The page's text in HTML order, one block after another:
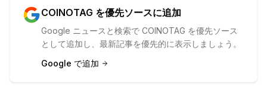
COINOTAG を優先ソースに追加
Google ニュースと検索で COINOTAG を優先ソース
として追加し、最新記事を優先的に表示しましょう。
Google で追加